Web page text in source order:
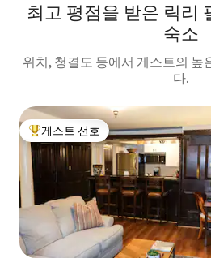
최고 평점을 받은 릭리
숙소
위치, 청결도 등에서 게스트의 높
다.
상위 게스트 선호
게스트 선호